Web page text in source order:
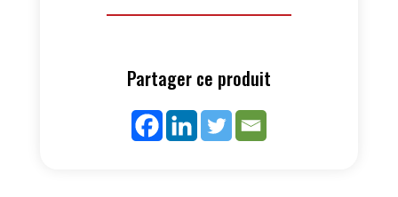
Partager ce produit